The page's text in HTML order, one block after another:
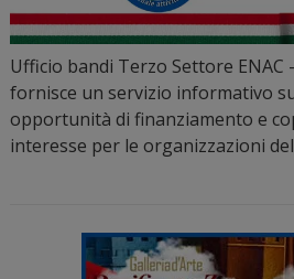
Ufficio bandi Terzo Settore ENAC
fornisce un servizio informativo
opportunità di finanziamento e
interesse per le organizzazioni